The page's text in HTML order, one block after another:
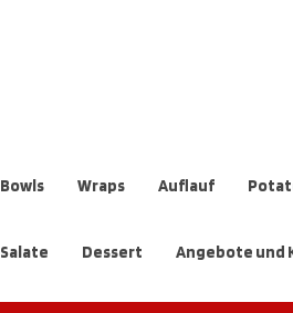
Bowls Wraps Auflauf
Salate Dessert Angebote und